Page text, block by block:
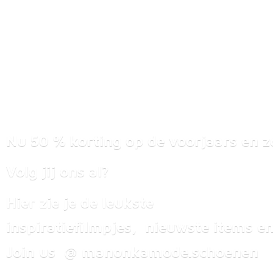
Nu 50 % korting op de voorjaars en
Volg jij ons al?
Hier zie je de leukste
inspiratiefilmpjes, nieuwste items
Join us @ manonkamode.schoenen